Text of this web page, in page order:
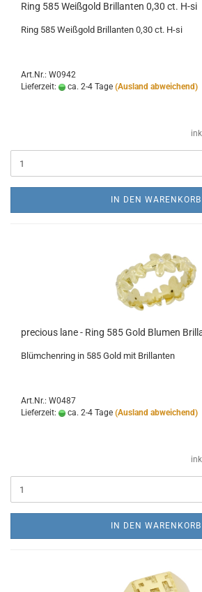
Ring 585 Weißgold Brillanten 0,30 ct. H-si
Ring 585 Weißgold Brillanten 0,30 ct. H-si
Art.Nr.: W0942
Lieferzeit:
ca. 2-4 Tage (Ausland abweichend)
IN DEN WARENKORB
precious lane - Ring 585 Gold Blumen
Blümchenring in 585 Gold mit Brillanten
Art.Nr.: W0487
Lieferzeit:
ca. 2-4 Tage (Ausland abweichend)
IN DEN WARENKORB